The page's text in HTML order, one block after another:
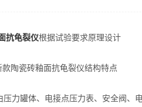
抗龟裂仪根据试验要求原理设计
瓷砖釉面抗龟裂仪结构特点
罐体、电接点压力表、安全阀、电